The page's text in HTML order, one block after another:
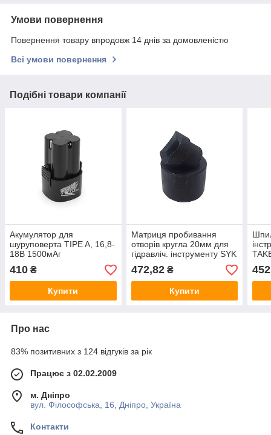
Умови повернення
Повернення товару впродовж 14 днів за домовленістю
Всі умови повернення
Подібні товари компанії
Акумулятор для
шуруповерта TIPE A, 16,8-
18В 1500мАг
410 ₴
Купити
Матриця пробивання
отворів кругла 20мм для
гідравліч. інструменту SYK
472,82₴
Купити
Про нас
83% позитивних з 124 відгуків за рік
Працює з 02.02.2009
м. Дніпро
вул. Філософська, 16, Дніпро, Україна
Контакти